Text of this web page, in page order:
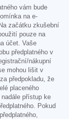
vám bude
na e-
začátku zkušební
pouze na
účet. Vaše
předplatného v
nákupní
mohou lišit v
předpokladu, že
placeného
přístup ke
Pokud